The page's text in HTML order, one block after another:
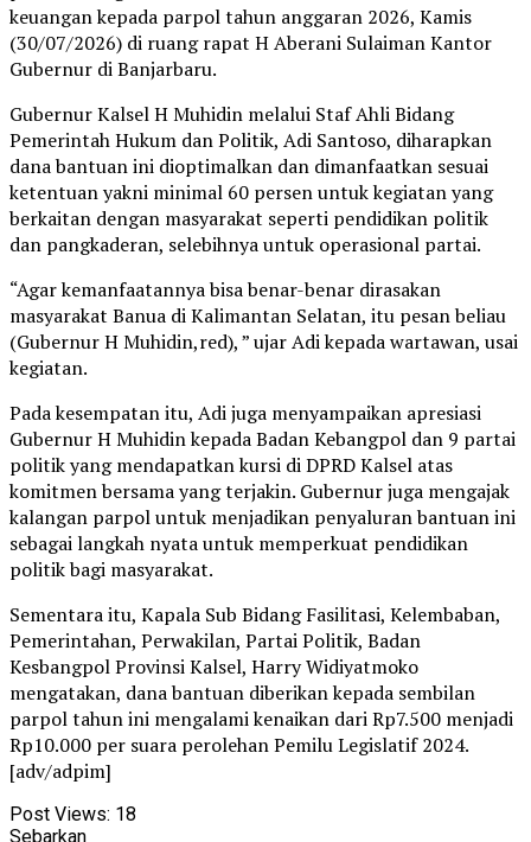
keuangan kepada parpol tahun anggaran 2026, Kamis
(30/07/2026) di ruang rapat H Aberani Sulaiman Kantor
Gubernur di Banjarbaru.
Gubernur Kalsel H Muhidin melalui Staf Ahli Bidang
Pemerintah Hukum dan Politik, Adi Santoso, diharapkan
dana bantuan ini dioptimalkan dan dimanfaatkan sesuai
ketentuan yakni minimal 60 persen untuk kegiatan yang
berkaitan dengan masyarakat seperti pendidikan politik
dan pangkaderan, selebihnya untuk operasional partai.
“Agar kemanfaatannya bisa benar-benar dirasakan
masyarakat Banua di Kalimantan Selatan, itu pesan beliau
(Gubernur H Muhidin,red), ” ujar Adi kepada wartawan, usai
kegiatan.
Pada kesempatan itu, Adi juga menyampaikan apresiasi
Gubernur H Muhidin kepada Badan Kebangpol dan 9 partai
politik yang mendapatkan kursi di DPRD Kalsel atas
komitmen bersama yang terjakin. Gubernur juga mengajak
kalangan parpol untuk menjadikan penyaluran bantuan ini
sebagai langkah nyata untuk memperkuat pendidikan
politik bagi masyarakat.
Sementara itu, Kapala Sub Bidang Fasilitasi, Kelembaban,
Pemerintahan, Perwakilan, Partai Politik, Badan
Kesbangpol Provinsi Kalsel, Harry Widiyatmoko
mengatakan, dana bantuan diberikan kepada sembilan
parpol tahun ini mengalami kenaikan dari Rp7.500 menjadi
Rp10.000 per suara perolehan Pemilu Legislatif 2024.
[adv/adpim]
Post Views: 18
Sebarkan